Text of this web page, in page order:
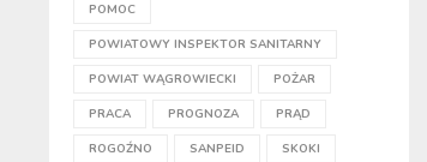
POMOC
POWIATOWY INSPEKTOR SANITARNY
POWIAT WĄGROWIECKI POŻAR
PRACA PROGNOZA PRĄD
ROGOŹNO SANPEID SKOKI